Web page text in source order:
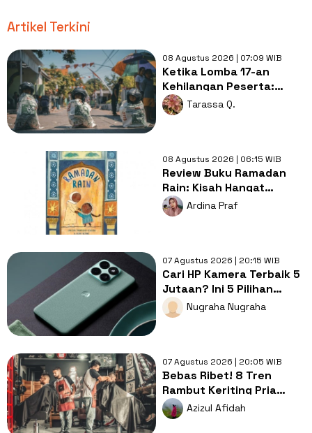
Artikel Terkini
08 Agustus 2026 | 07:09 WIB
Ketika Lomba 17-an
Kehilangan Peserta:
Apakah Indonesia Sedang
Memasuki Era Krisis
Tarassa Q.
08 Agustus 2026 | 06:15 WIB
Review Buku Ramadan
Rain: Kisah Hangat
tentang Doa, Syukur, dan
Cinta Keluarga di Balik
Ardina Praf
07 Agustus 2026 | 20:15 WIB
Cari HP Kamera Terbaik 5
Jutaan? Ini 5 Pilihan
dengan Foto Paling Tajam
Nugraha Nugraha
07 Agustus 2026 | 20:05 WIB
Bebas Ribet! 8 Tren
Rambut Keriting Pria
untuk Wajah Kotak yang
Gampang Ditata
Azizul Afidah